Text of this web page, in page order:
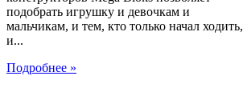
подобрать игрушку и девочкам и
мальчикам, и тем, кто только начал ходить,
и...
Подробнее »